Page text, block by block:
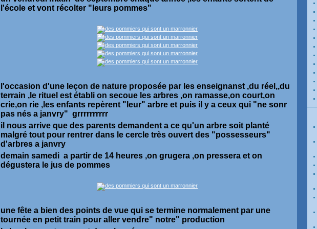
l'école et vont récolter "leurs pommes"
l'occasion d'une leçon de nature proposée par les enseignanst ,du réel,,du
terrain ,le rituel est établi on secoue les arbres ,on ramasse,on court,on
crie,on rie ,les enfants repèrent "leur" arbre et puis il y a ceux qui "ne sonr
pas nés a janvry" grrrrrrrrrr
il nous arrive que des parents demandent a ce qu'un arbre soit planté
malgré tout pour rentrer dans le cercle très ouvert des "possesseurs"
d'arbres a janvry
demain samedi a partir de 14 heures ,on grugera ,on pressera et on
dégustera le jus de pommes
une fête a bien des points de vue qui se termine normalement par une
tournée en petit train pour aller vendre" notre" production